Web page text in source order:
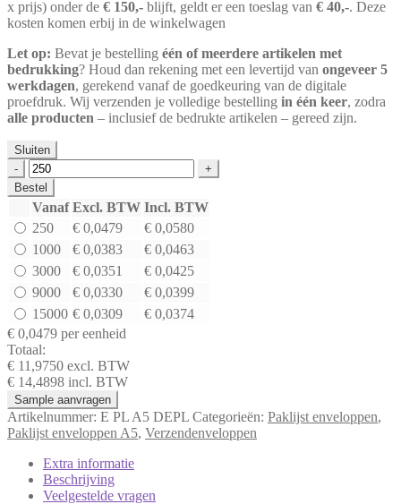
x prijs) onder de € 150,- blijft, geldt er een toeslag van € 40,-. Deze
kosten komen erbij in de winkelwagen
Let op: Bevat je bestelling één of meerdere artikelen met
bedrukking? Houd dan rekening met een levertijd van ongeveer 5
werkdagen, gerekend vanaf de goedkeuring van de digitale
proefdruk. Wij verzenden je volledige bestelling in één keer, zodra
alle producten – inclusief de bedrukte artikelen – gereed zijn.
Sluiten
Paklijst
envelop
Doc.
Encl.
+
Packing
List
225
x
165
mm
(A5)
aantal
Bestel
Vanaf Excl. BTW Incl. BTW
250
€ 0,0479 € 0,0580
1000
€ 0,0383 € 0,0463
3000
€ 0,0351 € 0,0425
9000
€ 0,0330 € 0,0399
15000 € 0,0309 € 0,0374
€ 0,0479 per eenheid
Totaal:
€ 11,9750 excl. BTW
€ 14,4898 incl. BTW
Sample aanvragen
Artikelnummer: E PL A5 DEPL Categorieën: Paklijst enveloppen,
Paklijst enveloppen A5, Verzendenveloppen
Extra informatie
Beschrijving
Veelgestelde vragen